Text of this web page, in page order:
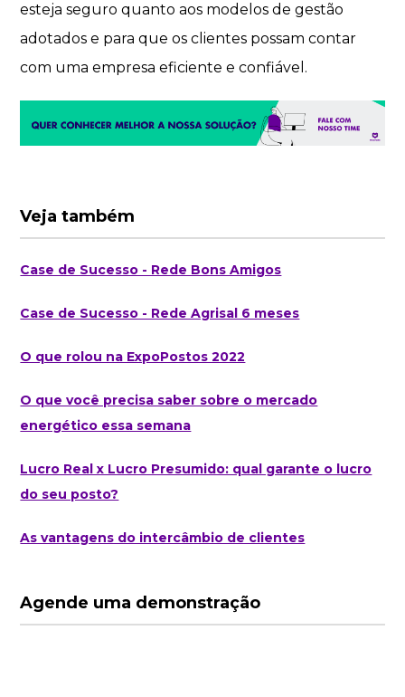
esteja seguro quanto aos modelos de gestão
adotados e para que os clientes possam contar
com uma empresa eficiente e confiável.
Veja também
Case de Sucesso - Rede Bons Amigos
Case de Sucesso - Rede Agrisal 6 meses
O que rolou na ExpoPostos 2022
O que você precisa saber sobre o mercado
energético essa semana
Lucro Real x Lucro Presumido: qual garante o lucro
do seu posto?
As vantagens do intercâmbio de clientes
Agende uma demonstração